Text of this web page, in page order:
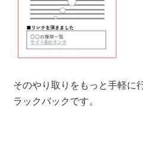
そのやり取りをもっと手軽に
ラックバックです。